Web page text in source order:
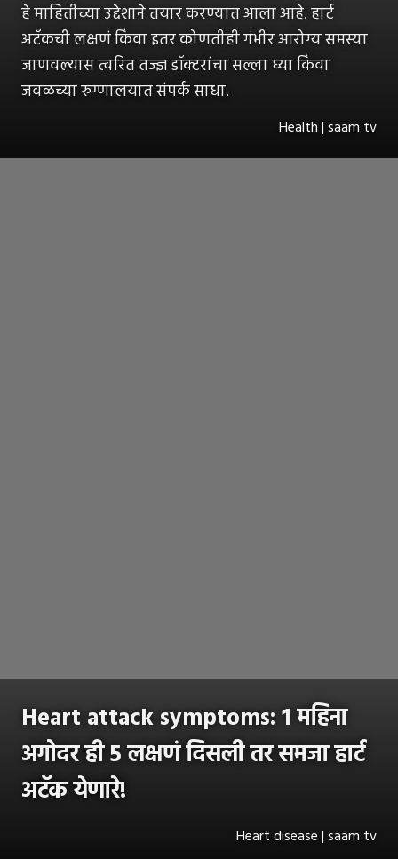
हे माहितीच्या उद्देशाने तयार करण्यात आला आहे. हार्ट
अटॅकची लक्षणं किंवा इतर कोणतीही गंभीर आरोग्य समस्या
जाणवल्यास त्वरित तज्ज्ञ डॉक्टरांचा सल्ला घ्या किंवा
जवळच्या रुग्णालयात संपर्क साधा.
Health | saam tv
Heart attack symptoms: 1 महिना
अगोदर ही 5 लक्षणं दिसली तर समजा हार्ट
अटॅक येणारे!
Heart disease | saam tv